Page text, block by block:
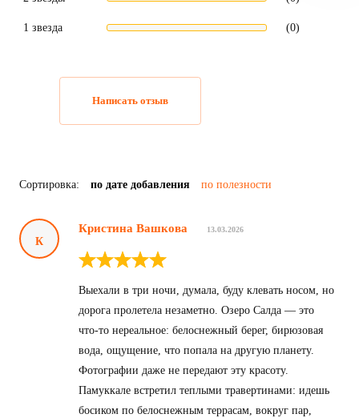
1 звезда (0)
Написать отзыв
Сортировка: по дате добавления по полезности
К
Кристина Вашкова 13.03.2026
Выехали в три ночи, думала, буду клевать носом, но
дорога пролетела незаметно. Озеро Салда — это
что-то нереальное: белоснежный берег, бирюзовая
вода, ощущение, что попала на другую планету.
Фотографии даже не передают эту красоту.
Памуккале встретил теплыми травертинами: идешь
босиком по белоснежным террасам, вокруг пар,